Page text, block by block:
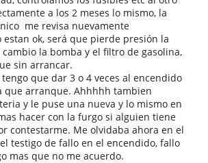
a los 2 meses lo mismo, la
me revisa nuevamente
ok, será que pierde presión la
cambio la bomba y el filtro de gasolina,
sin arrancar.
que dar 3 o 4 veces al encendido
que arranque. Ahhhhh tambien
y le puse una nueva y lo mismo en
hacer con la furgo si alguien tiene
contestarme. Me olvidaba ahora en el
testigo de fallo en el encendido, fallo
mas que no me acuerdo.